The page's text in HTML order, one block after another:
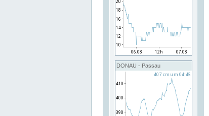
DONAU - Passau